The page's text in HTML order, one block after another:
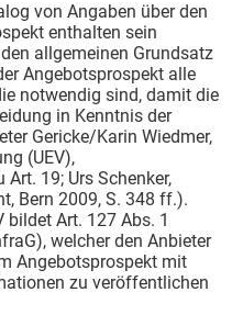
von Angaben über den
enthalten sein
allgemeinen Grundsatz
Angebotsprospekt alle
notwendig sind, damit die
in Kenntnis der
Gericke/Karin Wiedmer,
(UEV),
19; Urs Schenker,
Bern 2009, S. 348 ff.).
bildet Art. 127 Abs. 1
welcher den Anbieter
Angebotsprospekt mit
zu veröffentlichen